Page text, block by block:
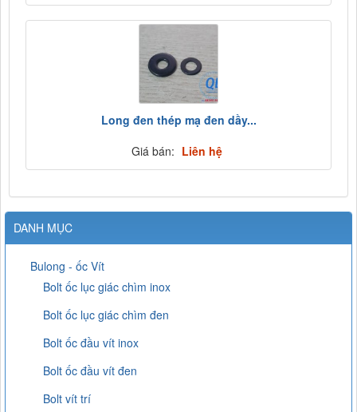
Long đen thép mạ đen dầy...
Giá bán: Liên hệ
DANH MỤC
Bulong - ốc Vít
Bolt ốc lục giác chìm inox
Bolt ốc lục giác chìm đen
Bolt ốc đầu vít inox
Bolt ốc đầu vít đen
Bolt vít trí